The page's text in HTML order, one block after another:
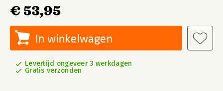
€ 53,95
In winkelwagen
Levertijd ongeveer 3 werkdagen
Gratis verzonden